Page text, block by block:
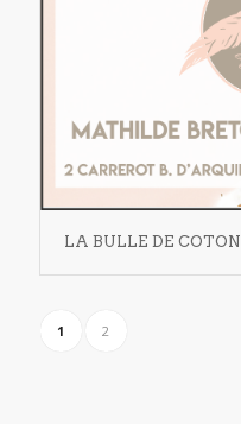
LA BULLE DE COTON
1 2